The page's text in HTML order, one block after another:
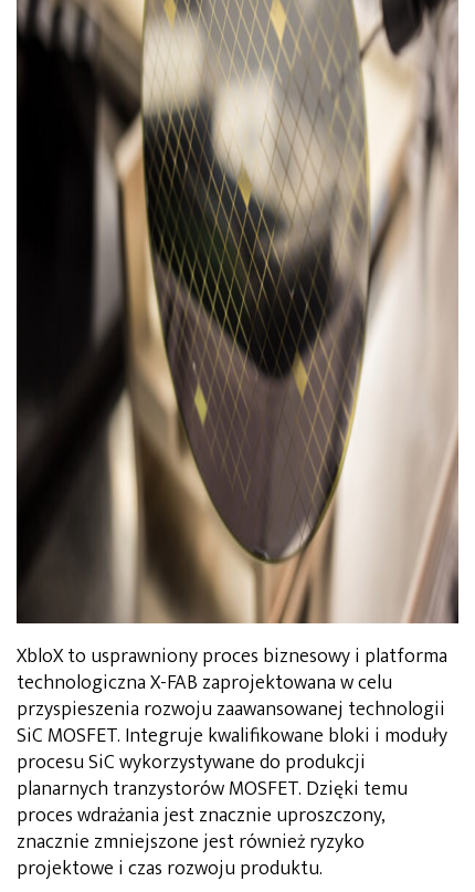
XbloX to usprawniony proces biznesowy i platforma
technologiczna X-FAB zaprojektowana w celu
przyspieszenia rozwoju zaawansowanej technologii
SiC MOSFET. Integruje kwalifikowane bloki i moduły
procesu SiC wykorzystywane do produkcji
planarnych tranzystorów MOSFET. Dzięki temu
proces wdrażania jest znacznie uproszczony,
znacznie zmniejszone jest również ryzyko
projektowe i czas rozwoju produktu.